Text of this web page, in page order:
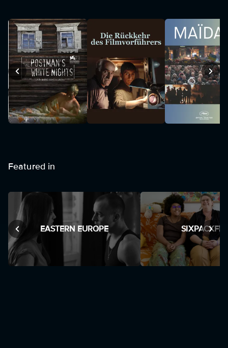
Featured in
EASTERN EUROPE